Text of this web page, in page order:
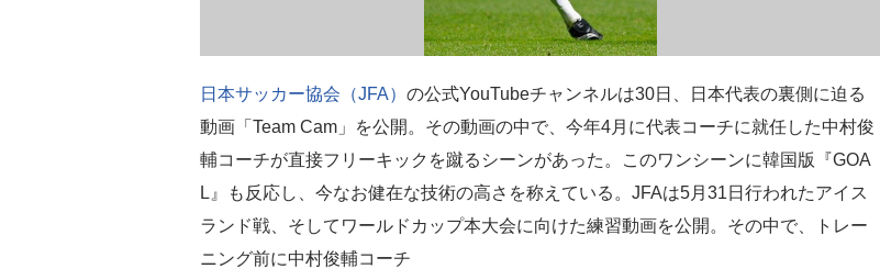
日本サッカー協会（JFA） の公式YouTubeチャンネルは30日、日本代表の裏側に迫る
動画「Team Cam」を公開。その動画の中で、今年4月に代表コーチに就任した中村俊
輔コーチが直接フリーキックを蹴るシーンがあった。このワンシーンに韓国版『GOA
L』も反応し、今なお健在な技術の高さを称えている。JFAは5月31日行われたアイス
ランド戦、そしてワールドカップ本大会に向けた練習動画を公開。その中で、トレー
ニング前に中村俊輔コーチ